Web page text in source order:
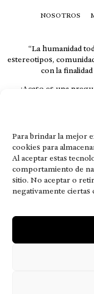
Para brindar la mejor
cookies para
Al aceptar estas
comportamiento de
sitio. No aceptar o
negativamente ciertas
NOSOTROS
“La humanidad
estereotipos,
con la
¿Acaso es una
respuesta al
velocidad suficiente
El concepto de familia
que surgen en
emparentados. Más
queridos
This is
MISIÓN